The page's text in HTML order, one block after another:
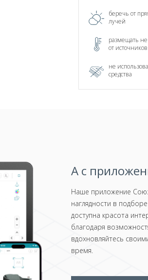
беречь от
лучей
размещать
от
не
средства
А с
Наше приложение
наглядности в
доступна красота
благодаря
вдохновляйтесь
время.